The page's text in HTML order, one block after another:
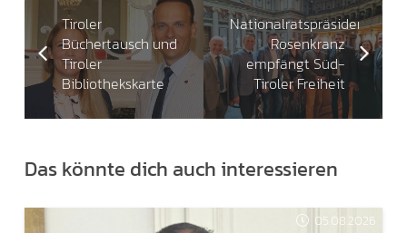
Tiroler
Büchertausch und
Tiroler
Bibliothekskarte
Nationalratspräsident
Rosenkranz
empfängt Süd-
Tiroler Freiheit
Das könnte dich auch interessieren
05.08.2026